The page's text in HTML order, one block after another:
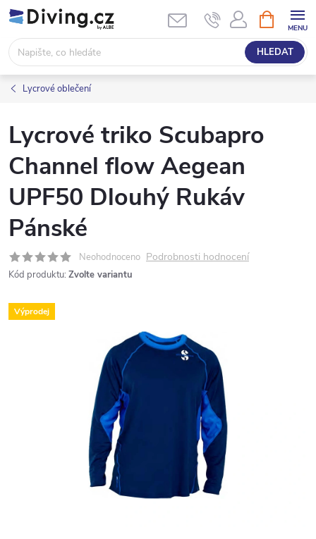
Přejít
na
obsah
HLEDAT
NÁKUPNÍ
KOŠÍK
Lycrové oblečení
Lycrové triko Scubapro
Channel flow Aegean
UPF50 Dlouhý Rukáv
Pánské
Neohodnoceno Podrobnosti hodnocení
Kód produktu: Zvolte variantu
Výprodej